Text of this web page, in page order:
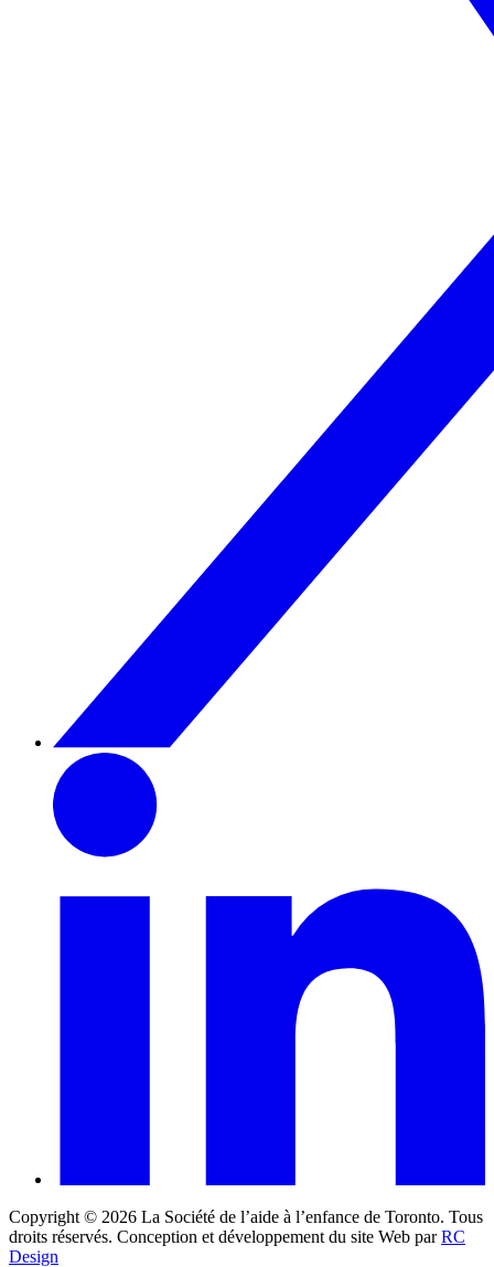
Copyright © 2026 La Société de l’aide à l’enfance de Toronto. Tous
droits réservés. Conception et développement du site Web parRC
Design